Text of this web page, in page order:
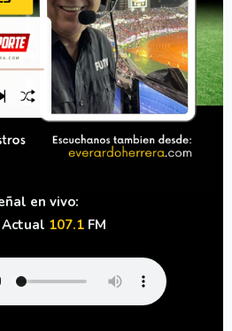
en vivo:
Actual 107.1 FM